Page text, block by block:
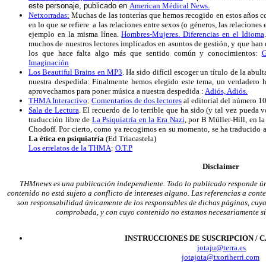
este personaje, publicado en American Médical News.
Netxorradas: Muchas de las tonterías que hemos recogido en estos años
en lo que se refiere a las relaciones entre sexos (o géneros, las
ejemplo en la misma línea.Hombres-Mujeres. Diferencias en el Idioma
muchos de nuestros lectores implicados en asuntos de gestión, y que
los que hace falta algo más que sentido común y conocimientos:
Imaginación
Los Beautiful Brains en MP3 Ha sido difícil escoger un título de la
nuestra despedida: Finalmente hemos elegido este tema, un
aprovechamos para poner música a nuestra despedida : Adiós, Adiós.
THMA Interactivo: Comentarios de dos lectores al editorial del número
Sala de Lectura .El recuerdo de lo terrible que ha sido (y tal vez pueda
traducción libre de La Psiquiatría en la Era Nazi , por B Müller-Hill, en
Chodoff. Por cierto, como ya recogimos en su momento, se ha
La ética en psiquiatría (Ed Triacastela)
Los errelatos de la THMA: O.T.P
Disclaimer
THMnews es una publicación independiente. Todo lo publicado responde
contenido no está sujeto a conflicto de intereses alguno. Las referencias a
son responsabilidad únicamente de los responsables de dichas páginas,
comprobada, y con cuyo contenido no estamos necesariamente
INSTRUCCIONES DE SUSCRIPCION /
jotaju@terra.es
jotajota@txoriherri.com